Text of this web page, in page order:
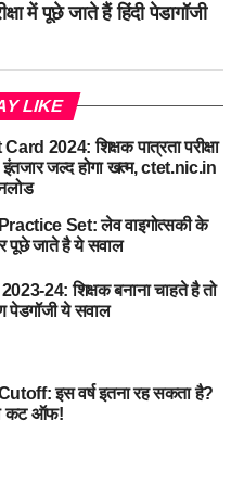
में पूछे जाते हैं हिंदी पेडागॉजी
LIKE
2024: शिक्षक पात्रता परीक्षा
इंतजार जल्द होगा खत्म, ctet.nic.in
Set: लेव वाइगोत्सकी के
पूछे जाते है ये सवाल
24: शिक्षक बनाना चाहते है तो
पेडगॉजी ये सवाल
इस वर्ष इतना रह सकता है?
कट ऑफ!